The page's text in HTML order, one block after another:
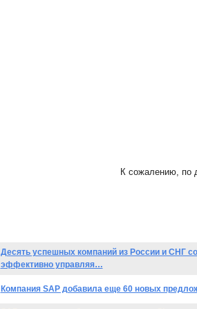
К сожалению, по
Десять успешных компаний из России и СНГ
эффективно управляя…
Компания SAP добавила еще 60 новых